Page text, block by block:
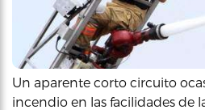
Un aparente corto circuito
incendio en las facilidades de